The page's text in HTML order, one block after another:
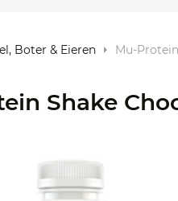
Pincode vergeten
Boter & Eieren Mu-
Shake